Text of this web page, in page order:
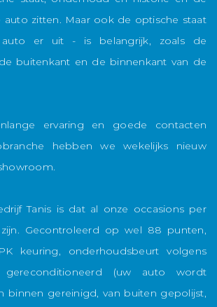
zitten. Maar ook de optische staat
er uit - is belangrijk, zoals de
buitenkant en de binnenkant van de
ervaring en goede contacten
hebben we wekelijks nieuw
Tanis is dat al onze occasions per
Gecontroleerd op wel 88 punten,
keuring, onderhoudsbeurt volgens
gereconditioneerd (uw auto wordt
binnen gereinigd, van buiten gepolijst,